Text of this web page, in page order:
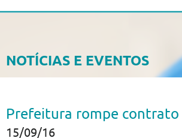
NOTÍCIAS E EVENTOS
Prefeitura rompe contrato
15/09/16